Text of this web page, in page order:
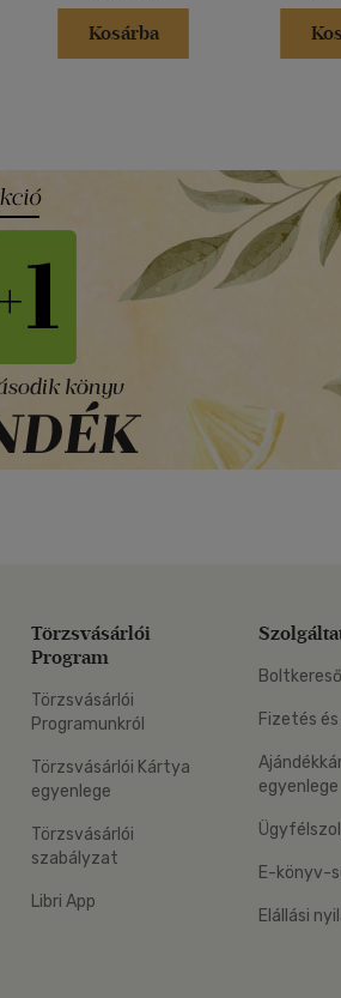
Kosárba
Törzsvásárlói
Program
Törzsvásárlói
Programunkról
Törzsvásárlói Kártya
egyenlege
Törzsvásárlói
szabályzat
Libri App
Boltkereső
Fizetés
egyenlege
E-könyv-
Elállási